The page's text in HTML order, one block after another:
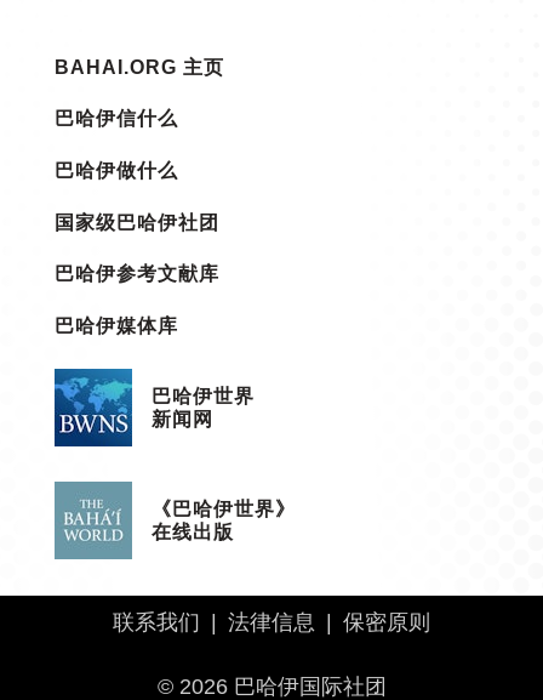
BAHAI.ORG 主页
巴哈伊信什么
巴哈伊做什么
国家级巴哈伊社团
巴哈伊参考文献库
巴哈伊媒体库
巴哈伊世界
新闻网
《巴哈伊世界》
在线出版
联系我们 | 法律信息 | 保密原则
© 2026 巴哈伊国际社团